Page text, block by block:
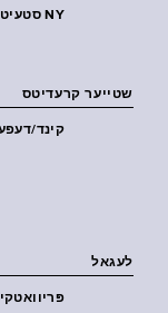
NY סטעיט אוו העלט
שטייער קרעדיטס
קינד/
לעגאל